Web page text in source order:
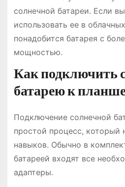
солнечной батареи. Если
использовать ее в
понадобится батарея с
мощностью.
Как подключить
батарею к
Подключение солнечной
простой процесс, который
навыков. Обычно в
батареей входят все
адаптеры.